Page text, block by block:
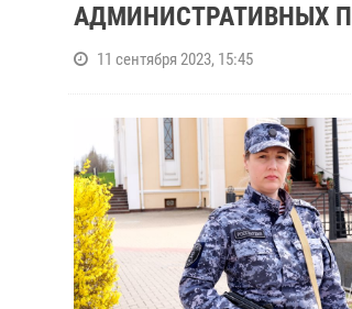
АДМИНИСТРАТИВНЫХ
11 сентября 2023, 15:45